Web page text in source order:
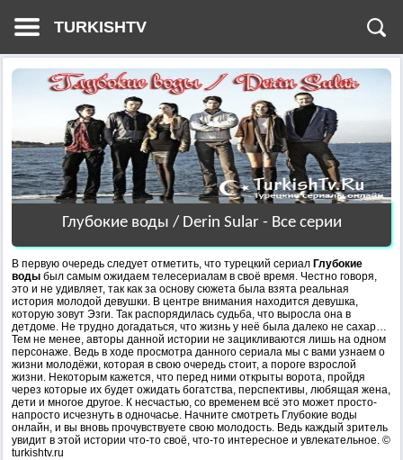
TURKISHTV
Глубокие воды / Derin Sular - Все серии
В первую очередь следует отметить, что турецкий сериал Глубокие
воды был самым ожидаем телесериалам в своё время. Честно говоря,
это и не удивляет, так как за основу сюжета была взята реальная
история молодой девушки. В центре внимания находится девушка,
которую зовут Эзги. Так распорядилась судьба, что выросла она в
детдоме. Не трудно догадаться, что жизнь у неё была далеко не сахар…
Тем не менее, авторы данной истории не зацикливаются лишь на одном
персонаже. Ведь в ходе просмотра данного сериала мы с вами узнаем о
жизни молодёжи, которая в свою очередь стоит, а пороге взрослой
жизни. Некоторым кажется, что перед ними открыты ворота, пройдя
через которые их будет ожидать богатства, перспективы, любящая жена,
дети и многое другое. К несчастью, со временем всё это может просто-
напросто исчезнуть в одночасье. Начните смотреть Глубокие воды
онлайн, и вы вновь прочувствуете свою молодость. Ведь каждый зритель
увидит в этой истории что-то своё, что-то интересное и увлекательное. ©
turkishtv.ru